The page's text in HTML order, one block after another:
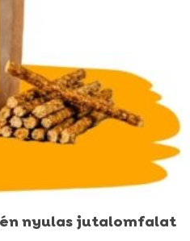
nyulas jutalomfalat